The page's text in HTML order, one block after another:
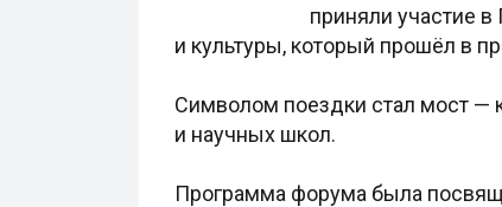
приняли участие
и культуры, который прошёл в
Символом поездки стал мост —
и научных школ.
Программа форума была